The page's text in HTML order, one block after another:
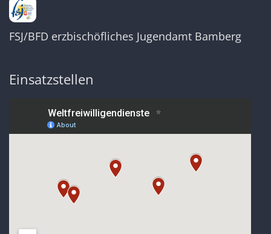
FSJ/BFD erzbischöfliches Jugendamt Bamberg
Einsatzstellen